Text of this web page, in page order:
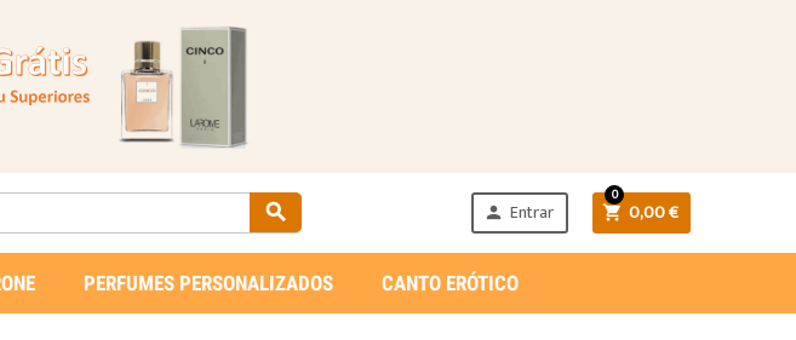
  Entrar  0,00 €
0
PERFUMES PERSONALIZADOS CANTO ERÓTICO